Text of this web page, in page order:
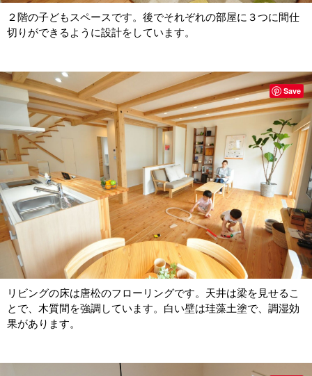
２階の子どもスペースです。後でそれぞれの部屋に３つに間仕
切りができるように設計をしています。
リビングの床は唐松のフローリングです。天井は梁を見せるこ
とで、木質間を強調しています。白い壁は珪藻土塗で、調湿効
果があります。
Save